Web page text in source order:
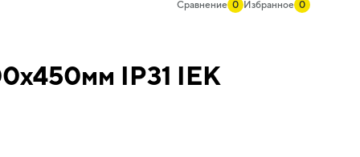
Сравнение 0 Избранное 0
IP31 IEK